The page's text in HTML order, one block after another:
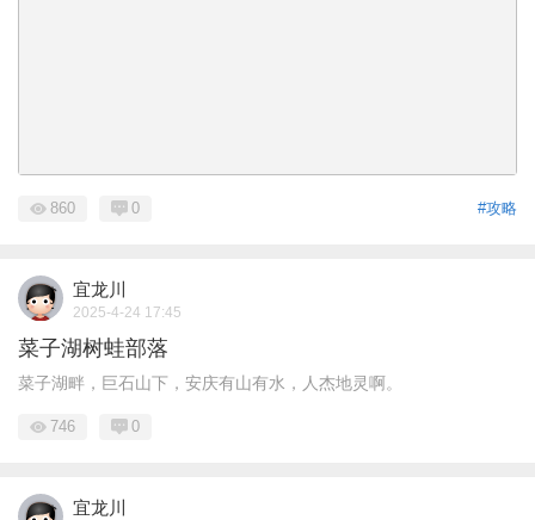
#攻略
860 0
宜龙川
2025-4-24 17:45
菜子湖树蛙部落
菜子湖畔，巨石山下，安庆有山有水，人杰地灵啊。
746 0
宜龙川